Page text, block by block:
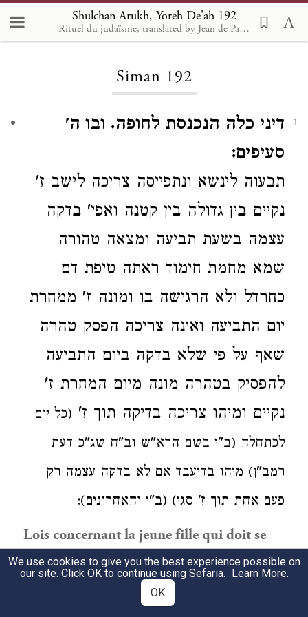
Shulchan Arukh, Yoreh De'ah 192
Rituel du judaïsme, translated by Jean de Pavly with the assistance of M. A. Neviasky. 1898 [fr]
Loading...
Siman 192
1
דיני כלה הנכנסת לחופה. ובו ה'
סעיפים:
תבעוה לינשא ונתפייסה צריכה לישב ז'
נקיים בין גדולה בין קטנה ואפי' בדקה
עצמה בשעת תביעה ומצאה טהורה
שמא מחמת חימוד ראתה טיפת דם
כחרדל ולא הרגישה בו ומונה ז' ממחרת
יום התביעה ואינה צריכה הפסק טהרה
שאף על פי שלא בדקה ביום התביעה
להפסיק בטהרה מונה מיום המחרת ז'
נקיים ומיהו צריכה בדיקה תוך ז' (כל יום
לכתחלה (ב"י בשם הרא"ש וב"ח שג"כ דעת
רמב"ן) מיהו בדיעבד אם לא בדקה עצמה רק
פעם אחת תוך ז' סגי) (ב"י והאחרונים):
Lois concernant la jeune fille qui doit se
marier.
Lorsqu’une jeune fille demandée en mariage
accepte cette demande, elle doit attendre
We use cookies to give you the best experience possible on
our site. Click OK to continue using Sefaria. Learn More.
OK